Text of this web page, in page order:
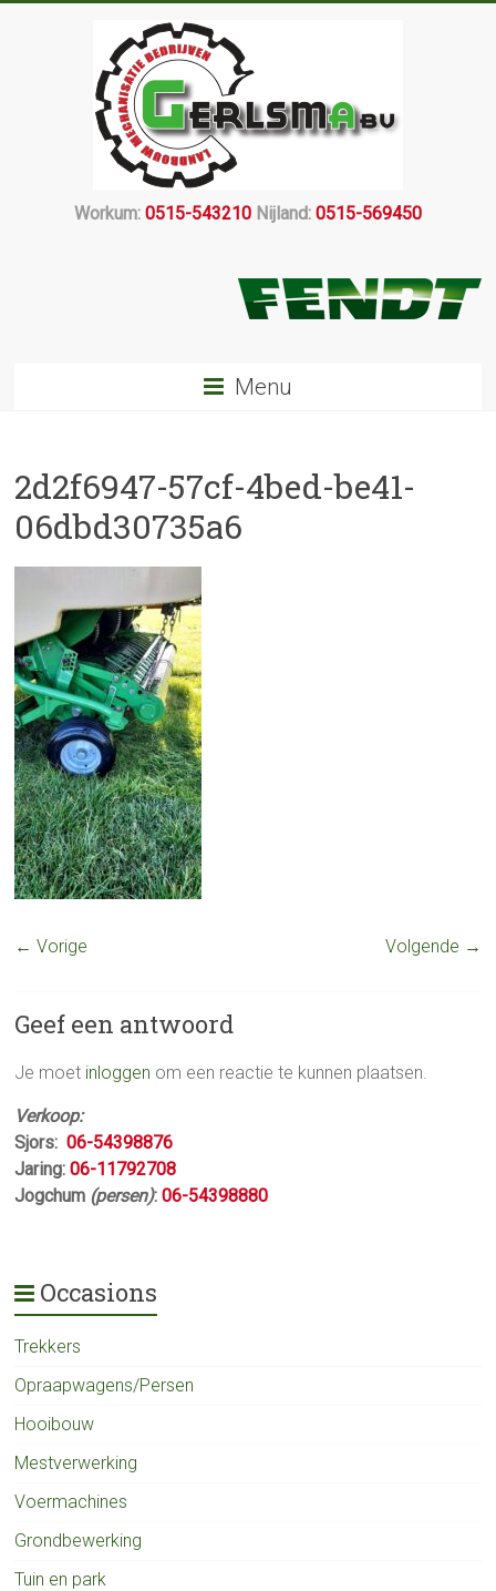
Workum: 0515-543210Nijland: 0515-569450
Menu
2d2f6947-57cf-4bed-be41-
06dbd30735a6
← Vorige Volgende →
Geef een antwoord
Je moet inloggen om een reactie te kunnen plaatsen.
Verkoop:
Sjors:06-54398876
Jaring:06-11792708
Jogchum (persen): 06-54398880
Occasions
Trekkers
Opraapwagens/Persen
Hooibouw
Mestverwerking
Voermachines
Grondbewerking
Tuin en park